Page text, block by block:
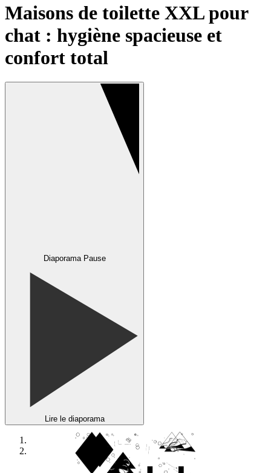
Maisons de toilette XXL pour
chat : hygiène spacieuse et
confort total
Diaporama Pause
Lire le diaporama